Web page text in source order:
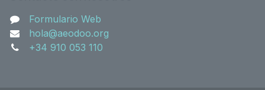
Formulario Web
hola@aeodoo.org
+34 910 053 110